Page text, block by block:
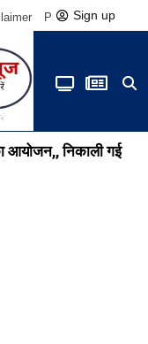
Privacy Policy
Sign up
आयोजन,, निकाली गई